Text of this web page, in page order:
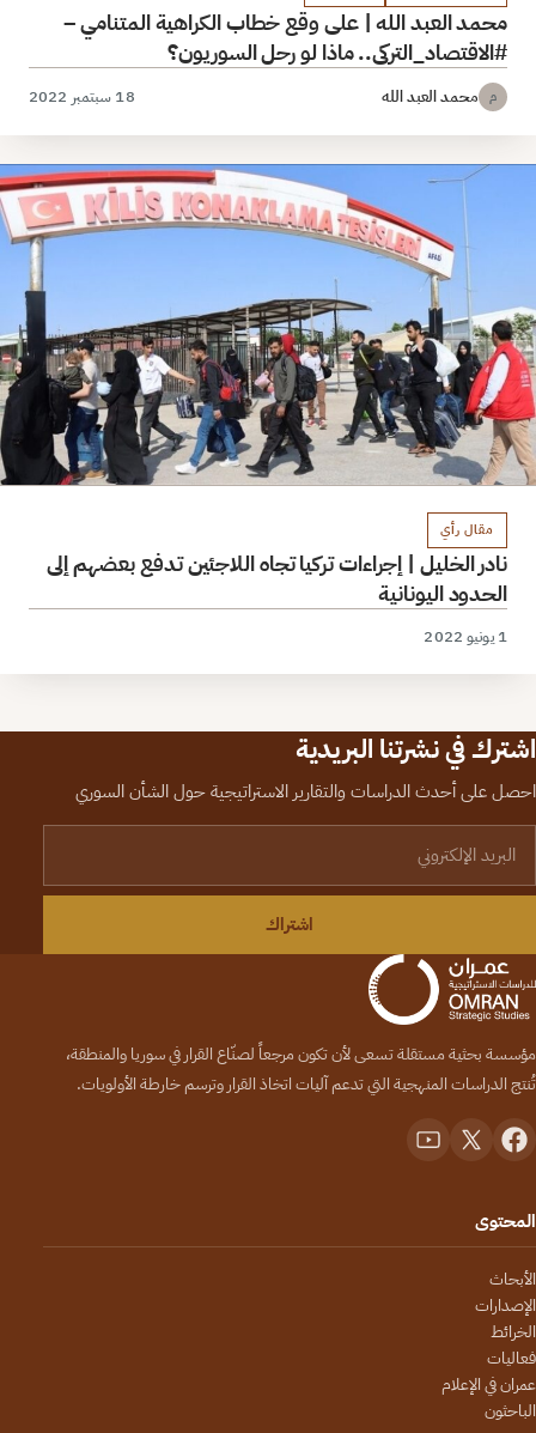
محمد العبد الله | على وقع خطاب الكراهية المتنامي –
#الاقتصاد_التركي.. ماذا لو رحل السوريون؟
م محمد العبد الله 18 سبتمبر 2022
مقال رأي
نادر الخليل | إجراءات تركيا تجاه اللاجئين تدفع بعضهم إلى
الحدود اليونانية
1 يونيو 2022
اشترك في نشرتنا البريدية
احصل على أحدث الدراسات والتقارير الاستراتيجية حول الشأن السوري
اشتراك
مؤسسة بحثية مستقلة تسعى لأن تكون مرجعاً لصنّاع القرار في سوريا والمنطقة،
تُنتج الدراسات المنهجية التي تدعم آليات اتخاذ القرار وترسم خارطة الأولويات.
المحتوى
الأبحاث
الإصدارات
الخرائط
فعاليات
عمران في الإعلام
الباحثون